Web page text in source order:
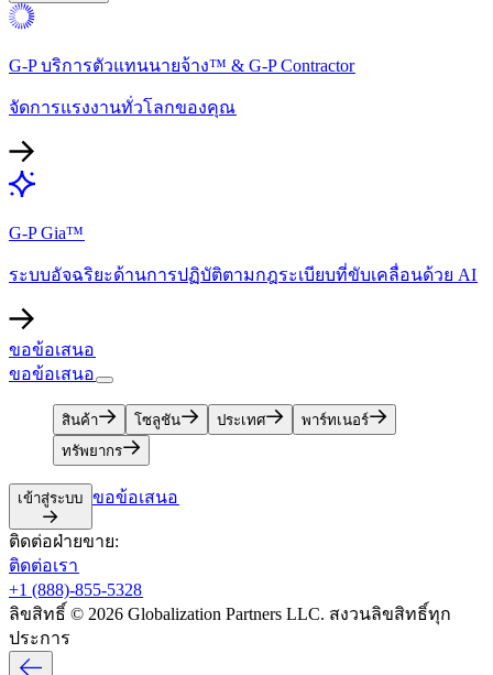
G-P บริการตัวแทนนายจ้าง™ & G-P Contractor​​
จัดการแรงงานทั่วโลกของคุณ​​
G-P Gia™​​
ระบบอัจฉริยะด้านการปฏิบัติตามกฎระเบียบที่ขับเคลื่อนด้วย AI​​
ขอข้อเสนอ​​
ขอข้อเสนอ​​
สินค้า​​ โซลูชัน​​ ประเทศ​​
พาร์ทเนอร์​​
ทรัพยากร​​
เข้าสู่ระบบ​​ ขอข้อเสนอ​​
ติดต่อฝ่ายขาย:​​
ติดต่อเรา​​
+1 (888)-855-5328​​
ลิขสิทธิ์ © 2026 Globalization Partners LLC. สงวนลิขสิทธิ์ทุก
ประการ​​